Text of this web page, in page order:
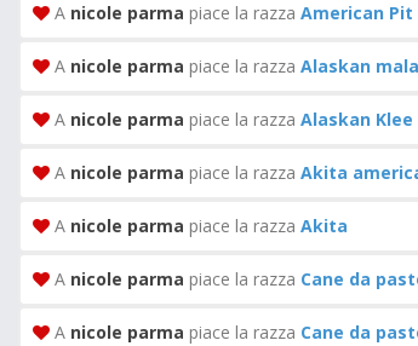
A nicole parma piace la razza American
A nicole parma piace la razza Alaskan
A nicole parma piace la razza Alaskan Klee
A nicole parma piace la razza Akita
A nicole parma piace la razza Akita
A nicole parma piace la razza Cane da
A nicole parma piace la razza Cane da